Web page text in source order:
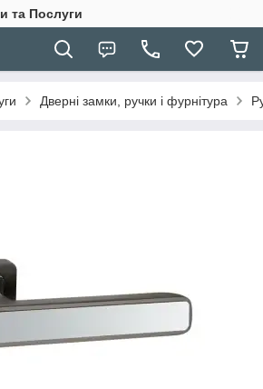
та Послуги
Дверні замки, ручки і фурнітура